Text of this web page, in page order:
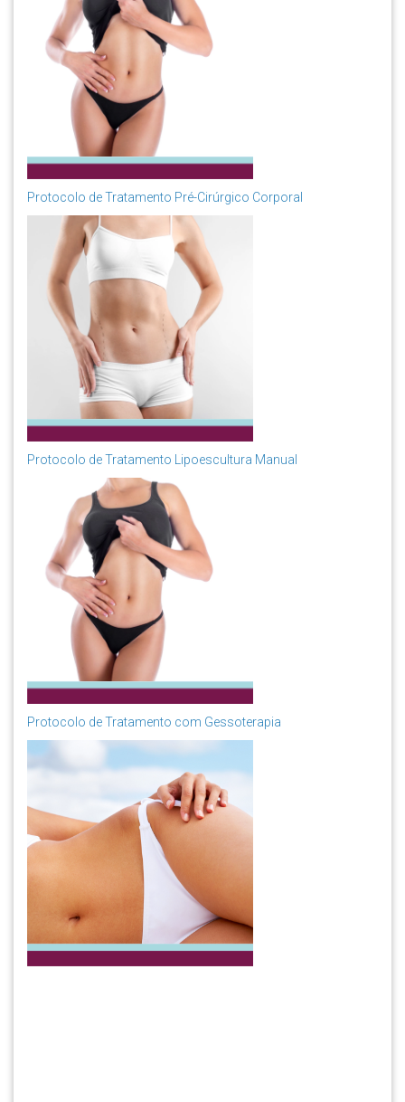
Protocolo de Tratamento Pré-Cirúrgico Corporal
Protocolo de Tratamento Lipoescultura Manual
Protocolo de Tratamento com Gessoterapia